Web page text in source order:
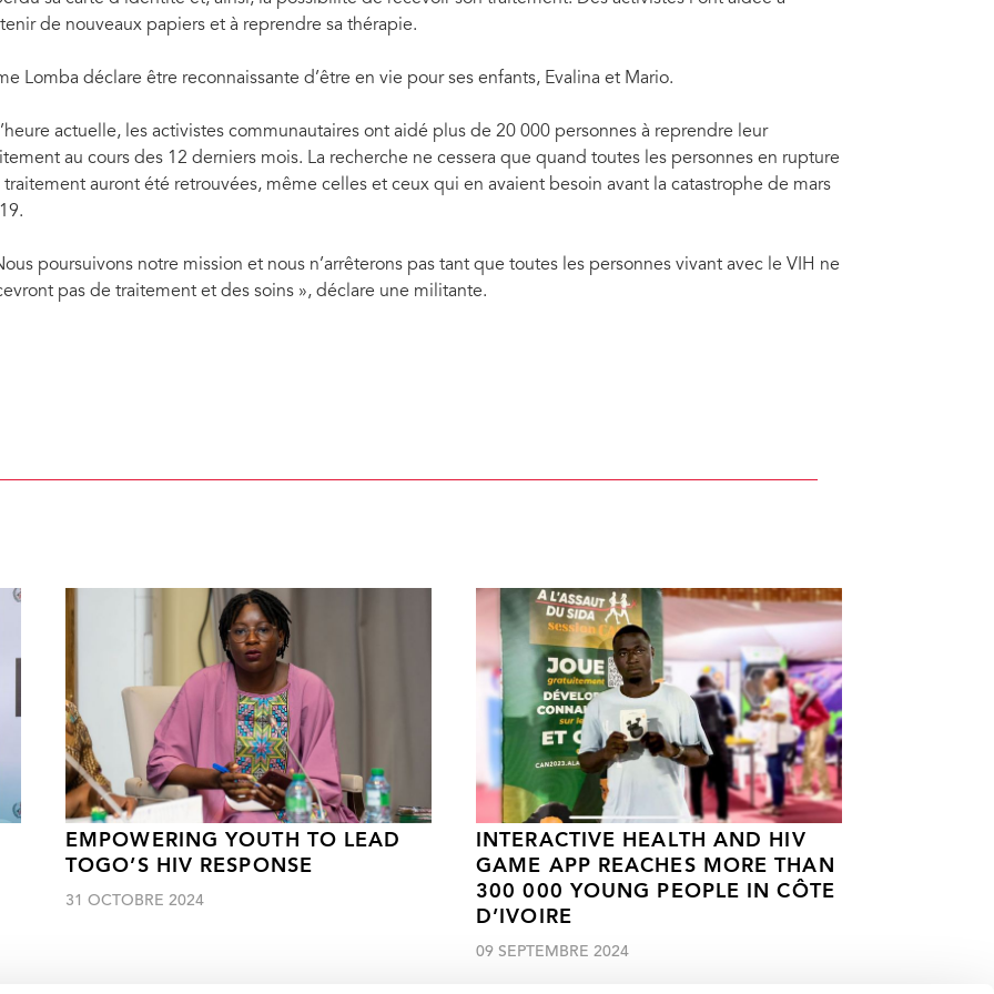
de nouveaux papiers et à reprendre sa thérapie.
Lomba déclare être reconnaissante d’être en vie pour ses enfants, Evalina et Mario.
actuelle, les activistes communautaires ont aidé plus de 20 000 personnes à reprendre leur
au cours des 12 derniers mois. La recherche ne cessera que quand toutes les personnes en rupture
traitement auront été retrouvées, même celles et ceux qui en avaient besoin avant la catastrophe de mars
poursuivons notre mission et nous n’arrêterons pas tant que toutes les personnes vivant avec le VIH ne
pas de traitement et des soins », déclare une militante.
EMPOWERING YOUTH TO LEAD
TOGO’S HIV RESPONSE
31 OCTOBRE 2024
INTERACTIVE HEALTH AND HIV
GAME APP REACHES MORE THAN
300 000 YOUNG PEOPLE IN CÔTE
D’IVOIRE
09 SEPTEMBRE 2024